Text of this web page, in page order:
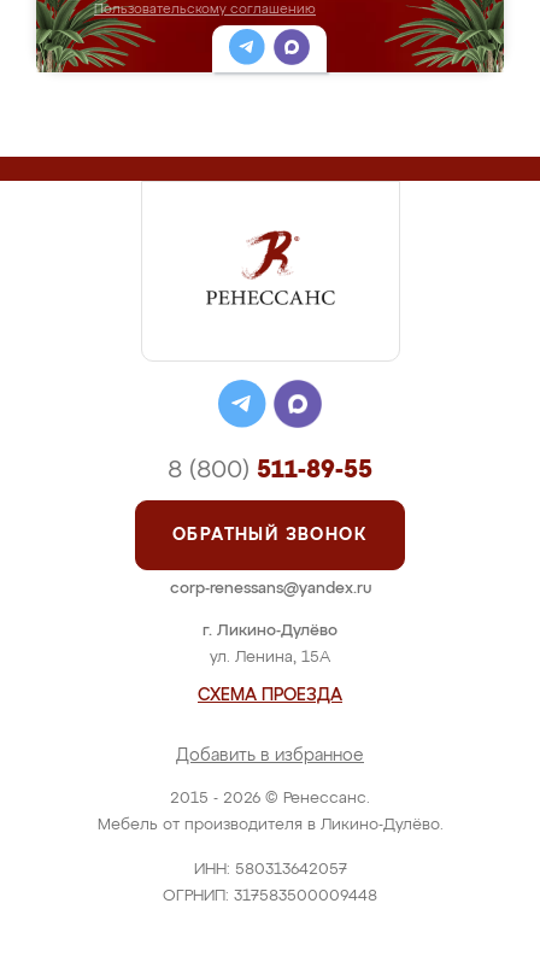
Пользовательскому соглашению
2015 - 2026 © Ренессанс.
Мебель от производителя в Ликино-Дулёво.
ИНН: 580313642057
ОГРНИП: 317583500009448
г. Ликино-Дулёво
ул. Ленина, 15А
СХЕМА ПРОЕЗДА
Добавить в избранное
8 (800) 511-89-55
ОБРАТНЫЙ ЗВОНОК
corp-renessans@yandex.ru